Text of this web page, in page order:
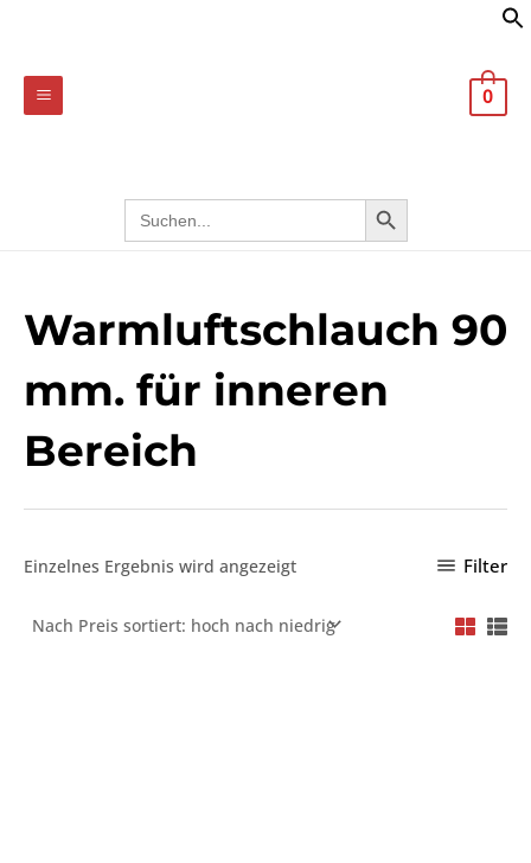
springen
0
Search
for:
Warmluftschlauch 90
mm. für inneren
Bereich
Einzelnes Ergebnis wird angezeigt Filter